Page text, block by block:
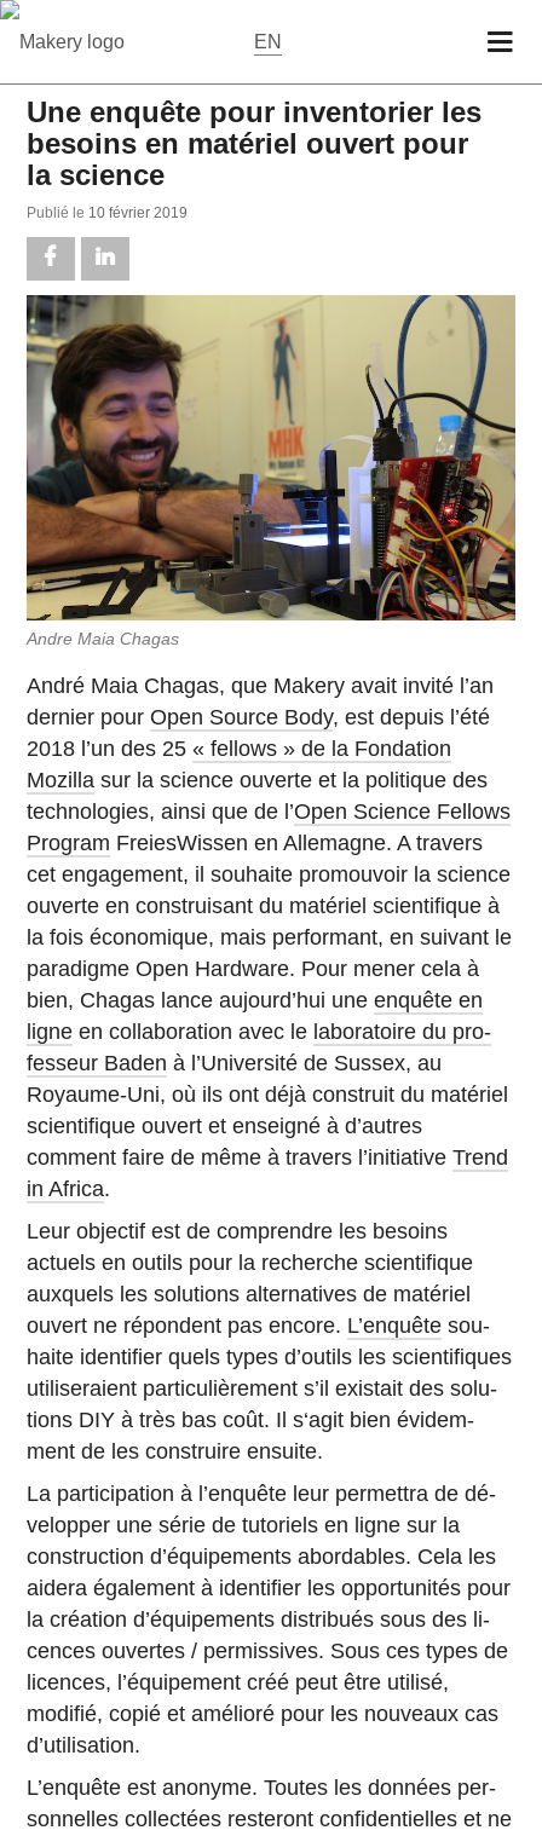
EN
Une enquête pour inventorier les
besoins en matériel ouvert pour
la science
Publié le 10 février 2019
Andre Maia Chagas
André Maia Chagas, que Makery avait invité l’an
dernier pourOpen Source Body, est depuis l’été
2018 l’un des 25« fellows » de la Fon­da­tion
Mozilla sur la science ouverte et la po­li­tique des
tech­no­lo­gies, ainsi que de l’Open Science Fellows
Program Freies­Wis­sen en Al­le­magne. A travers
cet en­ga­ge­ment, il sou­haite pro­mou­voir la science
ouverte en construi­sant du ma­té­riel scien­ti­fique à
la fois éco­no­mique, mais per­for­mant, en suivant le
pa­ra­digme Open Hard­ware. Pour mener cela à
bien, Chagas lance au­jour­d’hui uneenquête en
ligne en col­la­bo­ra­tion avec le la­bo­ra­toire du pro­
fes­seur Baden à l’Uni­ver­sité de Sussex, au
Royaume-Uni, où ils ont déjà construit du ma­té­riel
scien­ti­fique ouvert et en­sei­gné à d’autres
comment faire de même à travers l’ini­tia­tiveTrend
in Africa.
Leur ob­jec­tif est de com­prendre les besoins
actuels en outils pour la re­cherche scien­ti­fique
aux­quels les so­lu­tions al­ter­na­tives de ma­té­riel
ouvert ne ré­pondent pas encore. L’en­quête sou­
haite iden­ti­fier quels types d’ou­tils les scien­ti­fiques
uti­li­se­raient par­ti­cu­liè­re­ment s’il exis­tait des so­lu­
tions DIY à très bas coût. Il s‘agit bien évi­dem­
ment de les construire ensuite.
La par­ti­ci­pa­tion à l’en­quête leur per­met­tra de dé­
ve­lop­per une série de tu­to­riels en ligne sur la
construc­tion d’équi­pe­ments abor­dables. Cela les
aidera éga­le­ment à iden­ti­fier les op­por­tu­ni­tés pour
la créa­tion d’équi­pe­ments dis­tri­bués sous des li­
cences ou­vertes / per­mis­sives. Sous ces types de
li­cences, l’équi­pe­ment créé peut être utilisé,
modifié, copié et amé­lioré pour les nou­veaux cas
d’utilisation.
L’en­quête est anonyme. Toutes les données per­
son­nelles col­lec­tées res­te­ront confi­den­tielles et ne